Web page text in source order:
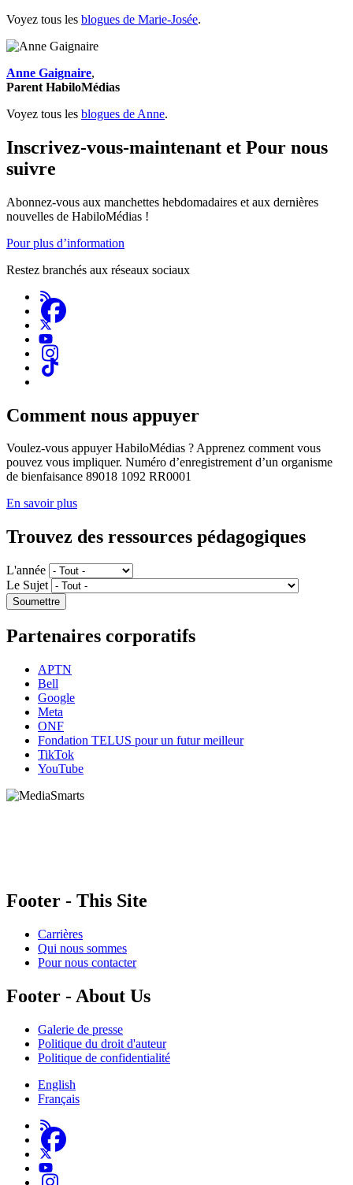
Voyez tous les blogues de Marie-Josée.
Anne Gaignaire,
Parent HabiloMédias
Voyez tous les blogues de Anne.
Inscrivez-vous-maintenant et Pour nous
suivre
Abonnez-vous aux manchettes hebdomadaires et aux dernières
nouvelles de HabiloMédias !
Pour plus d’information
Restez branchés aux réseaux sociaux
Comment nous appuyer
Voulez-vous appuyer HabiloMédias ? Apprenez comment vous
pouvez vous impliquer. Numéro d’enregistrement d’un organisme
de bienfaisance 89018 1092 RR0001
En savoir plus
Trouvez des ressources pédagogiques
L'année
Le Sujet
Partenaires corporatifs
APTN
Bell
Google
Meta
ONF
Fondation TELUS pour un futur meilleur
TikTok
YouTube
Footer - This Site
Carrières
Qui nous sommes
Pour nous contacter
Footer - About Us
Galerie de presse
Politique du droit d'auteur
Politique de confidentialité
English
Français